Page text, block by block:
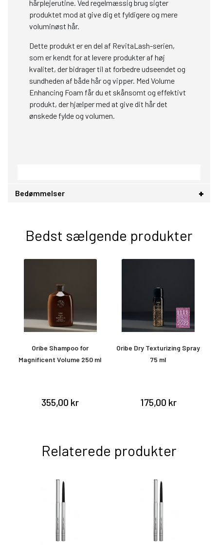
hårplejerutine. Ved regelmæssig brug sigter
produktet mod at give dig et fyldigere og mere
voluminøst hår.
Dette produkt er en del af RevitaLash-serien,
som er kendt for at levere produkter af høj
kvalitet, der bidrager til at forbedre udseendet og
sundheden af både hår og vipper. Med Volume
Enhancing Foam får du et skånsomt og effektivt
produkt, der hjælper med at give dit hår det
ønskede fylde og volumen.
Bedømmelser
Bedst sælgende produkter
Oribe Shampoo for
Magnificent Volume 250 ml
355,00 kr
Oribe Dry Texturizing Spray
75 ml
175,00 kr
Relaterede produkter